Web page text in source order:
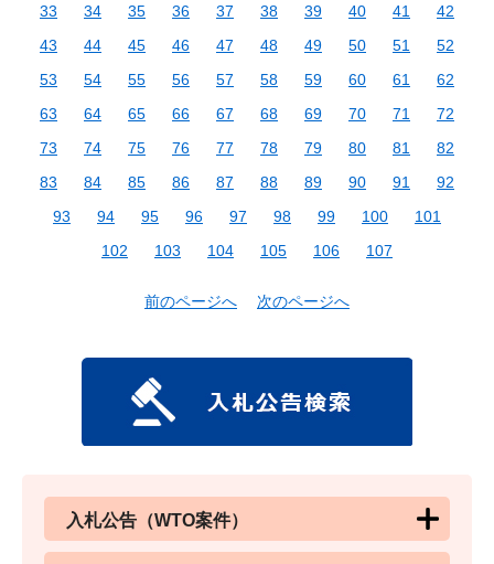
33
34 35 36 37 38 39 40 41
42
43
44 45 46 47 48 49 50 51
52
53
54 55 56 57 58 59 60 61
62
63
64 65 66 67 68 69 70 71
72
73
74 75 76 77 78 79 80 81
82
83
84 85 86 87 88 89 90 91
92
93
94 95 96 97 98 99 100
101
102
103 104 105 106 107
前のページへ 次のページへ
入札公告（WTO案件）